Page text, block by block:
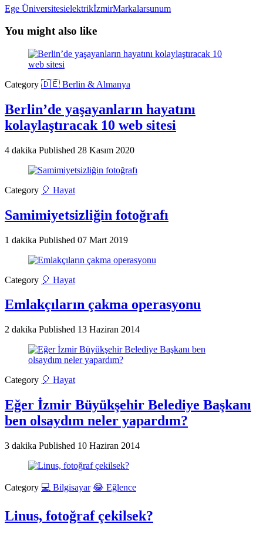
Ege ÜniversitesielektrikİzmirMarkalarsunum
You might also like
Category 🇩🇪 Berlin & Almanya
Berlin’de yaşayanların hayatını
kolaylaştıracak 10 web sitesi
4 dakika Published 28 Kasım 2020
Category 🎈 Hayat
Samimiyetsizliğin fotoğrafı
1 dakika Published 07 Mart 2019
Category 🎈 Hayat
Emlakçıların çakma operasyonu
2 dakika Published 13 Haziran 2014
Category 🎈 Hayat
Eğer İzmir Büyükşehir Belediye Başkanı
ben olsaydım neler yapardım?
3 dakika Published 10 Haziran 2014
Category 💻 Bilgisayar 😂 Eğlence
Linus, fotoğraf çekilsek?